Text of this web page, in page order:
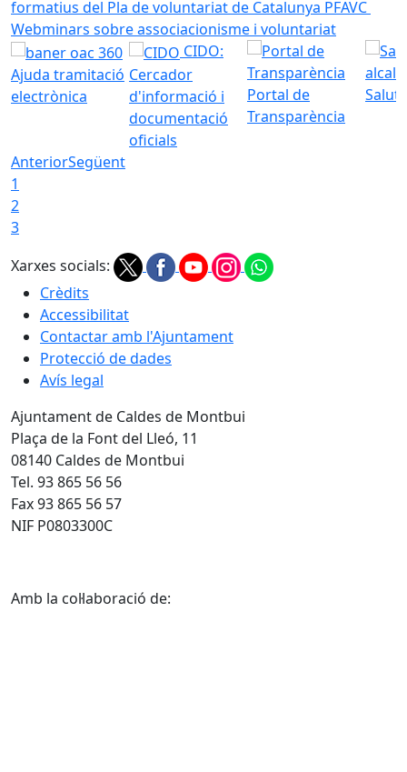
formatius del Pla de voluntariat de Catalunya PFAVC
Webminars sobre associacionisme i voluntariat
Ajuda tramitació
electrònica
CIDO:
Cercador
d'informació i
documentació
oficials
Portal de
Transparència
AnteriorSegüent
1
2
3
Xarxes socials:
Crèdits
Accessibilitat
Contactar amb l'Ajuntament
Protecció de dades
Avís legal
Ajuntament de Caldes de Montbui
Plaça de la Font del Lleó, 11
08140 Caldes de Montbui
Tel. 93 865 56 56
Fax 93 865 56 57
NIF P0803300C
Amb la col·laboració de: